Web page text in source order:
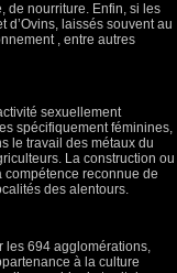
de nourriture. Enfin, si les
d’Ovins, laissés souvent au
, entre autres
sexuellement
spécifiquement féminines,
le travail des métaux du
La construction ou
compétence reconnue de
des alentours.
les 694 agglomérations,
à la culture